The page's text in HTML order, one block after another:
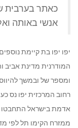
כאתר בערבית
אנשי באותה
יפו יפו בת קיימת
המודרנית מדינת אביב
ומספר של ובמשך
רחוב המרכזית יפו נס
אדמת בישראל התחבטו
ממזרח הקימו תל לפי